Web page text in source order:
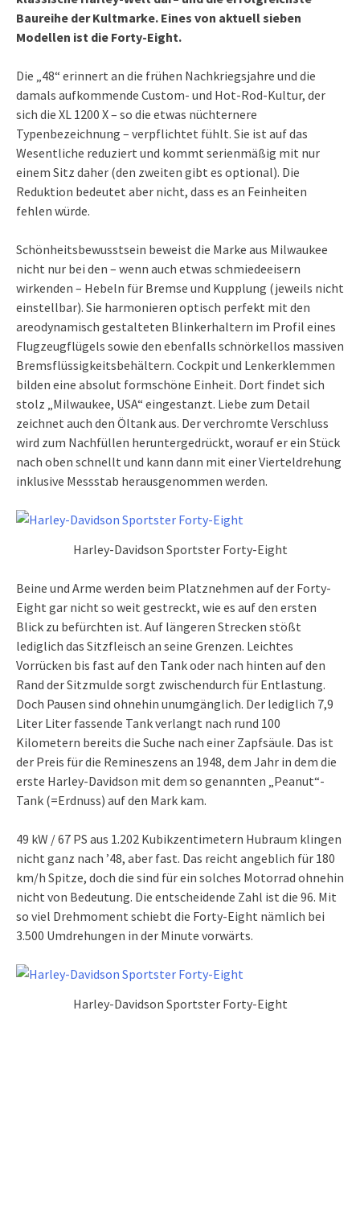
Baureihe der Kultmarke. Eines von aktuell sieben
Modellen ist die Forty-Eight.
Die „48“ erinnert an die frühen Nachkriegsjahre und die
damals aufkommende Custom- und Hot-Rod-Kultur, der
sich die XL 1200 X – so die etwas nüchternere
Typenbezeichnung – verpflichtet fühlt. Sie ist auf das
Wesentliche reduziert und kommt serienmäßig mit nur
einem Sitz daher (den zweiten gibt es optional). Die
Reduktion bedeutet aber nicht, dass es an Feinheiten
fehlen würde.
Schönheitsbewusstsein beweist die Marke aus Milwaukee
nicht nur bei den – wenn auch etwas schmiedeeisern
wirkenden – Hebeln für Bremse und Kupplung (jeweils nicht
einstellbar). Sie harmonieren optisch perfekt mit den
areodynamisch gestalteten Blinkerhaltern im Profil eines
Flugzeugflügels sowie den ebenfalls schnörkellos massiven
Bremsflüssigkeitsbehältern. Cockpit und Lenkerklemmen
bilden eine absolut formschöne Einheit. Dort findet sich
stolz „Milwaukee, USA“ eingestanzt. Liebe zum Detail
zeichnet auch den Öltank aus. Der verchromte Verschluss
wird zum Nachfüllen heruntergedrückt, worauf er ein Stück
nach oben schnellt und kann dann mit einer Vierteldrehung
inklusive Messstab herausgenommen werden.
Harley-Davidson Sportster Forty-Eight
Beine und Arme werden beim Platznehmen auf der Forty-
Eight gar nicht so weit gestreckt, wie es auf den ersten
Blick zu befürchten ist. Auf längeren Strecken stößt
lediglich das Sitzfleisch an seine Grenzen. Leichtes
Vorrücken bis fast auf den Tank oder nach hinten auf den
Rand der Sitzmulde sorgt zwischendurch für Entlastung.
Doch Pausen sind ohnehin unumgänglich. Der lediglich 7,9
Liter Liter fassende Tank verlangt nach rund 100
Kilometern bereits die Suche nach einer Zapfsäule. Das ist
der Preis für die Remineszens an 1948, dem Jahr in dem die
erste Harley-Davidson mit dem so genannten „Peanut“-
Tank (=Erdnuss) auf den Mark kam.
49 kW / 67 PS aus 1.202 Kubikzentimetern Hubraum klingen
nicht ganz nach ’48, aber fast. Das reicht angeblich für 180
km/h Spitze, doch die sind für ein solches Motorrad ohnehin
nicht von Bedeutung. Die entscheidende Zahl ist die 96. Mit
so viel Drehmoment schiebt die Forty-Eight nämlich bei
3.500 Umdrehungen in der Minute vorwärts.
Harley-Davidson Sportster Forty-Eight